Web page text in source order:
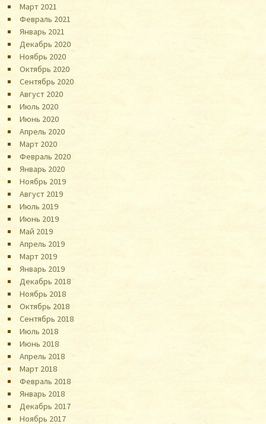
Март 2021
Февраль 2021
Январь 2021
Декабрь 2020
Ноябрь 2020
Октябрь 2020
Сентябрь 2020
Август 2020
Июль 2020
Июнь 2020
Апрель 2020
Март 2020
Февраль 2020
Январь 2020
Ноябрь 2019
Август 2019
Июль 2019
Июнь 2019
Май 2019
Апрель 2019
Март 2019
Январь 2019
Декабрь 2018
Ноябрь 2018
Октябрь 2018
Сентябрь 2018
Июль 2018
Июнь 2018
Апрель 2018
Март 2018
Февраль 2018
Январь 2018
Декабрь 2017
Ноябрь 2017